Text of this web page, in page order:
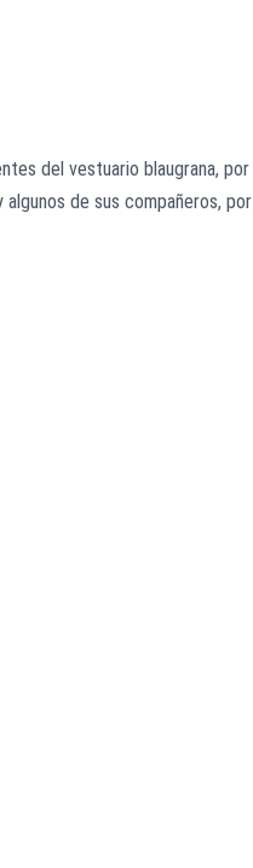
del vestuario blaugrana, por
de sus compañeros, por